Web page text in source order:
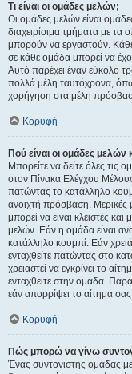
Τι είναι οι ομάδες μελών;
Οι ομάδες μελών είναι
διαχειρίσιμα τμήματα με τα
μπορούν να εργαστούν.
σε κάθε ομάδα μπορεί να
Αυτό παρέχει έναν εύκολο
πολλά μέλη ταυτόχρονα,
χορήγηση στα μέλη
Κορυφή
Πού είναι οι ομάδες
Μπορείτε να δείτε όλες
στον Πίνακα Ελέγχου
πατώντας το κατάλληλο
ανοιχτή πρόσβαση. Μερικές
μπορεί να είναι κλειστές
μελών. Εάν η ομάδα είναι
κατάλληλο κουμπί. Εάν
ενταχθείτε πατώντας στο
χρειαστεί να εγκρίνει το
ενταχθείτε στην ομάδα.
εάν απορρίψει το αίτημα
Κορυφή
Πώς μπορώ να γίνω
Ένας συντονιστής ομάδας